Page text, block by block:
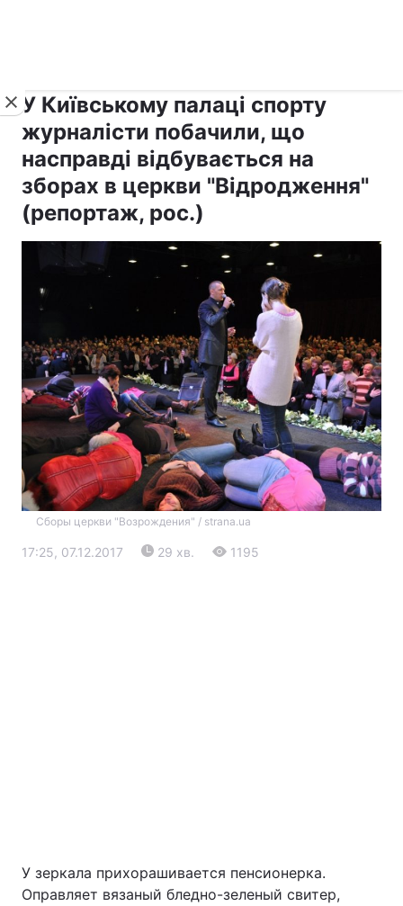
Дніпро Харків
У Київському палаці спорту
журналісти побачили, що
насправді відбувається на
зборах в церкви "Відродження"
(репортаж, рос.)
Сборы церкви "Возрождения" / strana.ua
17:25, 07.12.2017 29 хв. 1195
У зеркала прихорашивается пенсионерка.
Оправляет вязаный бледно-зеленый свитер,